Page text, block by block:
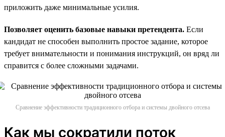
приложить даже минимальные усилия.
Позволяет оценить базовые навыки претендента. Если
кандидат не способен выполнить простое задание, которое
требует внимательности и понимания инструкций, он вряд ли
справится с более сложными задачами.
Сравнение эффективности традиционного отбора и системы двойного отсева
Как мы сократили поток